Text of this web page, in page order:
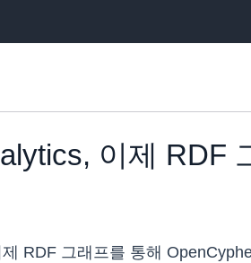
이제 RDF
RDF 그래프를 통해